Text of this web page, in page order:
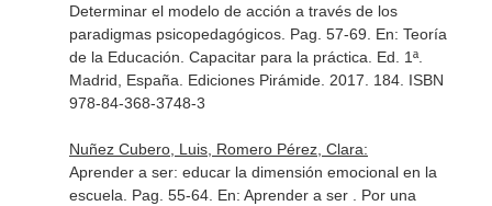
Determinar el modelo de acción a través de los
paradigmas psicopedagógicos. Pag. 57-69. En: Teoría
de la Educación. Capacitar para la práctica . Ed. 1ª.
Madrid, España. Ediciones Pirámide. 2017. 184. ISBN
978-84-368-3748-3
Nuñez Cubero, Luis, Romero Pérez, Clara:
Aprender a ser: educar la dimensión emocional en la
escuela. Pag. 55-64. En: Aprender a ser . Por una